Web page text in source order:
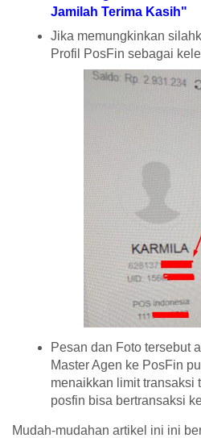
Jamilah Terima Kasih"
Jika memungkinkan
Profil PosFin sebagai
Pesan dan Foto tersebut
Master Agen ke PosFin
menaikkan limit transaksi
posfin bisa bertransaksi
Mudah-mudahan artikel ini ini